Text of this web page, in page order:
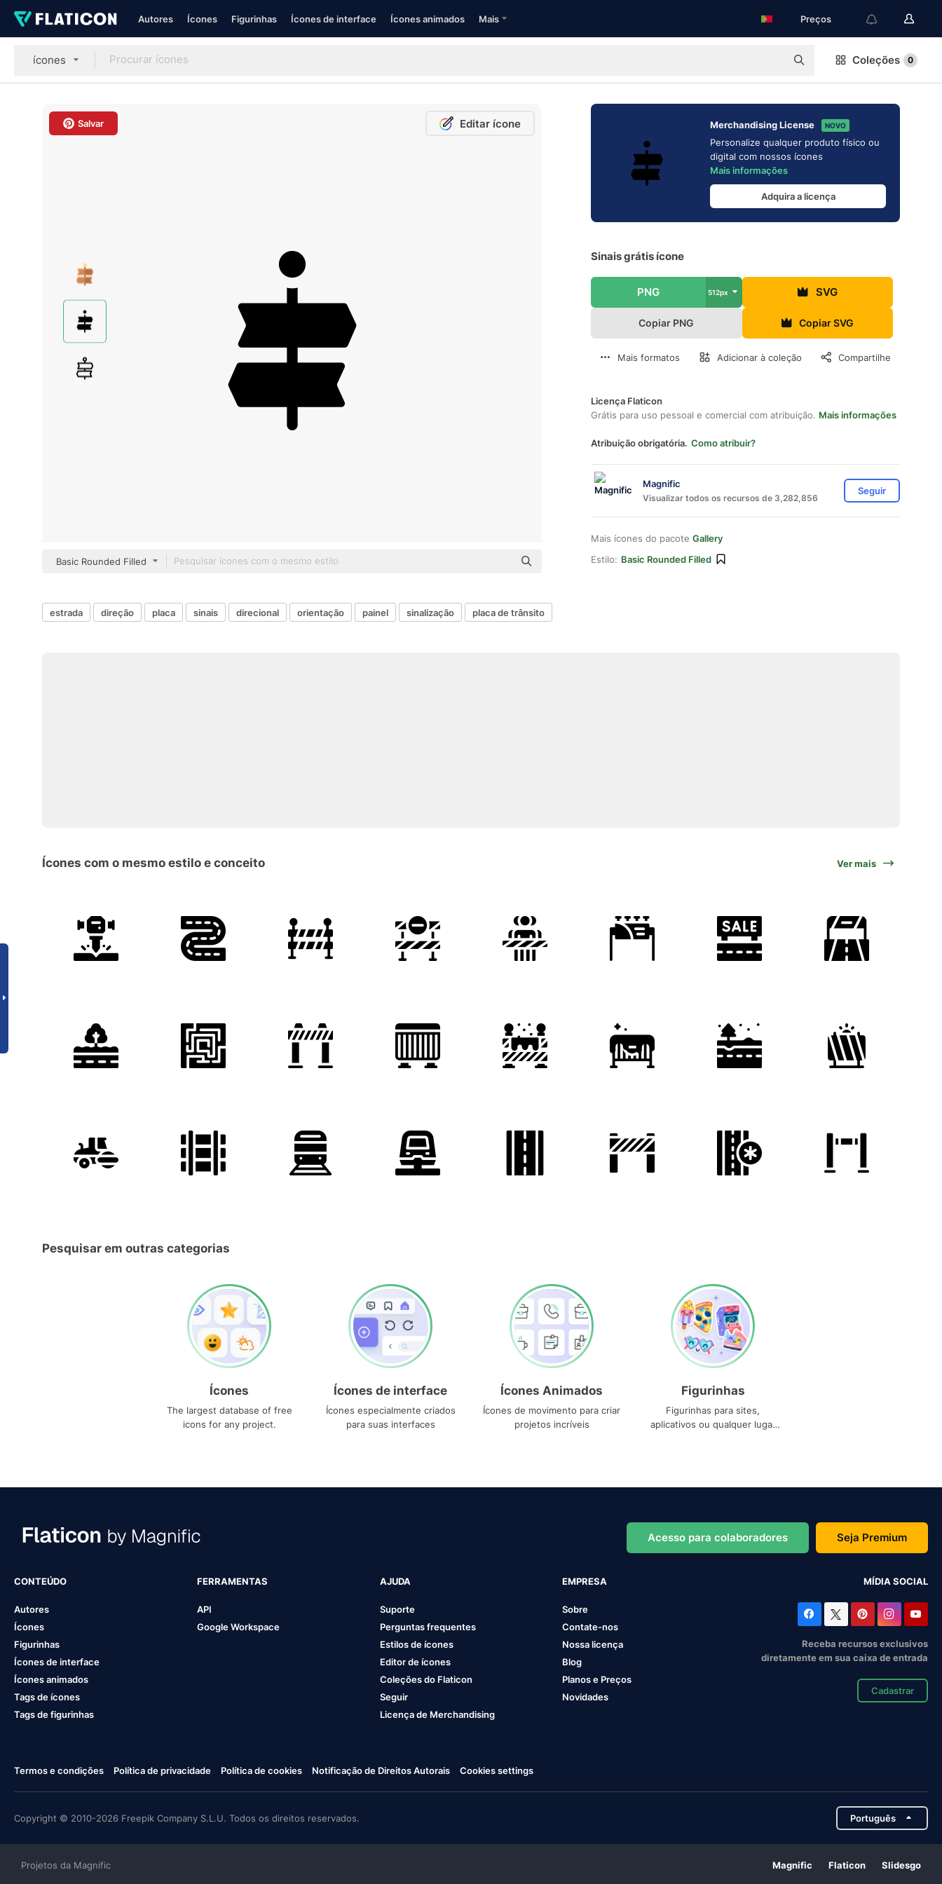
Autores Ícones Figurinhas Ícones de interface Ícones animados Mais Preços
ícones Coleções 0
Salvar Editar ícone
Basic Rounded Filled
Merchandising License NOVO
Personalize qualquer produto físico ou
digital com nossos ícones
Mais informações
Adquira a licença
Sinais grátis ícone
PNG 512px SVG
Copiar PNG Copiar SVG
Mais formatos Adicionar à coleção Compartilhe
Licença Flaticon
Grátis para uso pessoal e comercial com atribuição. Mais informações
Atribuição obrigatória. Como atribuir?
Magnific
Visualizar todos os recursos de 3,282,856
Seguir
Mais ícones do pacote Gallery
Estilo: Basic Rounded Filled
estrada direção placa sinais direcional orientação painel sinalização placa de trânsito
Ícones com o mesmo estilo e conceito Ver mais
Pesquisar em outras categorias
Ícones
The largest database of free
icons for any project.
Ícones de interface
Ícones especialmente criados
para suas interfaces
Ícones Animados
Ícones de movimento para criar
projetos incríveis
Figurinhas
Figurinhas para sites,
aplicativos ou qualquer lugar
Acesso para colaboradores Seja Premium
CONTEÚDO
Autores
Ícones
Figurinhas
Ícones de interface
Ícones animados
Tags de ícones
Tags de figurinhas
FERRAMENTAS
API
Google Workspace
AJUDA
Suporte
Perguntas frequentes
Estilos de ícones
Editor de ícones
Coleções do Flaticon
Seguir
Licença de Merchandising
EMPRESA
Sobre
Contate-nos
Nossa licença
Blog
Planos e Preços
Novidades
MÍDIA SOCIAL
Receba recursos exclusivos
diretamente em sua caixa de entrada
Cadastrar
Termos e condições Política de privacidade Política de cookies Notificação de Direitos Autorais Cookies settings
Copyright © 2010-2026 Freepik Company S.L.U. Todos os direitos reservados. Português
Projetos da Magnific Magnific Flaticon Slidesgo